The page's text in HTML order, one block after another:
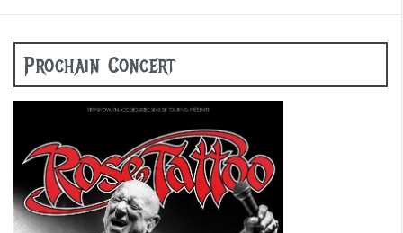
Prochain Concert